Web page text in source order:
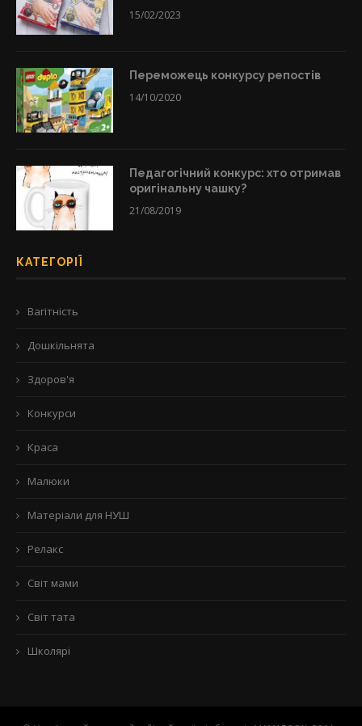
15/02/2023
Переможець конкурсу репостів
14/10/2020
Педагогічний конкурс: хто отримав
оригінальну чашку?
21/08/2019
КАТЕГОРІЇ
Вагітність
Дошкільнята
Здоров'я
Конкурси
Краса
Малюки
Матеріали для НУШ
Релакс
Світ мами
Світ тата
Школярі